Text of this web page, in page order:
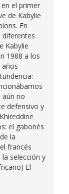
el primer
de Kabylie
En
diferentes
Kabylie
1988 a los
aún no
defensivo y
el gabonés
la
francés
selección y
El